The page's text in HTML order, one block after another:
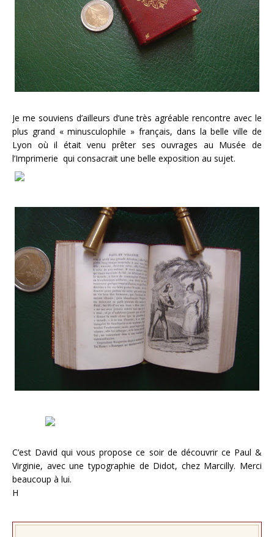
Je me souviens d’ailleurs d’une très agréable rencontre avec le
plus grand « minusculophile » français, dans la belle ville de
Lyon où il était venu prêter ses ouvrages au Musée de
l’Imprimerie qui consacrait une belle exposition au sujet.
C’est David qui vous propose ce soir de découvrir ce Paul &
Virginie, avec une typographie de Didot, chez Marcilly. Merci
beaucoup à lui.
H